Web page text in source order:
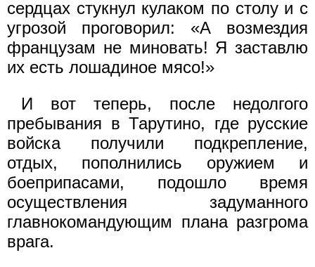
сердцах стукнул кулаком по столу и с
угрозой проговорил: «А возмездия
французам не миновать! Я заставлю
их есть лошадиное мясо!»
И вот теперь, после недолгого
пребывания в Тарутино, где русские
войска получили подкрепление,
отдых, пополнились оружием и
боеприпасами, подошло время
осуществления задуманного
главнокомандующим плана разгрома
врага.